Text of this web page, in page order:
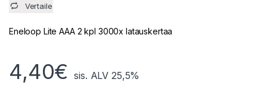
Vertaile
Eneloop Lite AAA 2 kpl 3000x latauskertaa
4,40€ sis. ALV 25,5%